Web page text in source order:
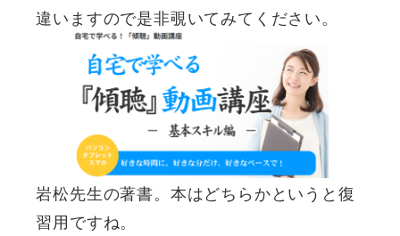
違いますので是非覗いてみてください。
岩松先生の著書。本はどちらかというと復
習用ですね。